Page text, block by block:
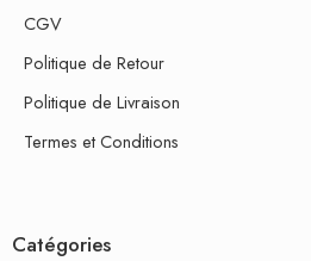
CGV
Politique de Retour
Politique de Livraison
Termes et Conditions
Catégories